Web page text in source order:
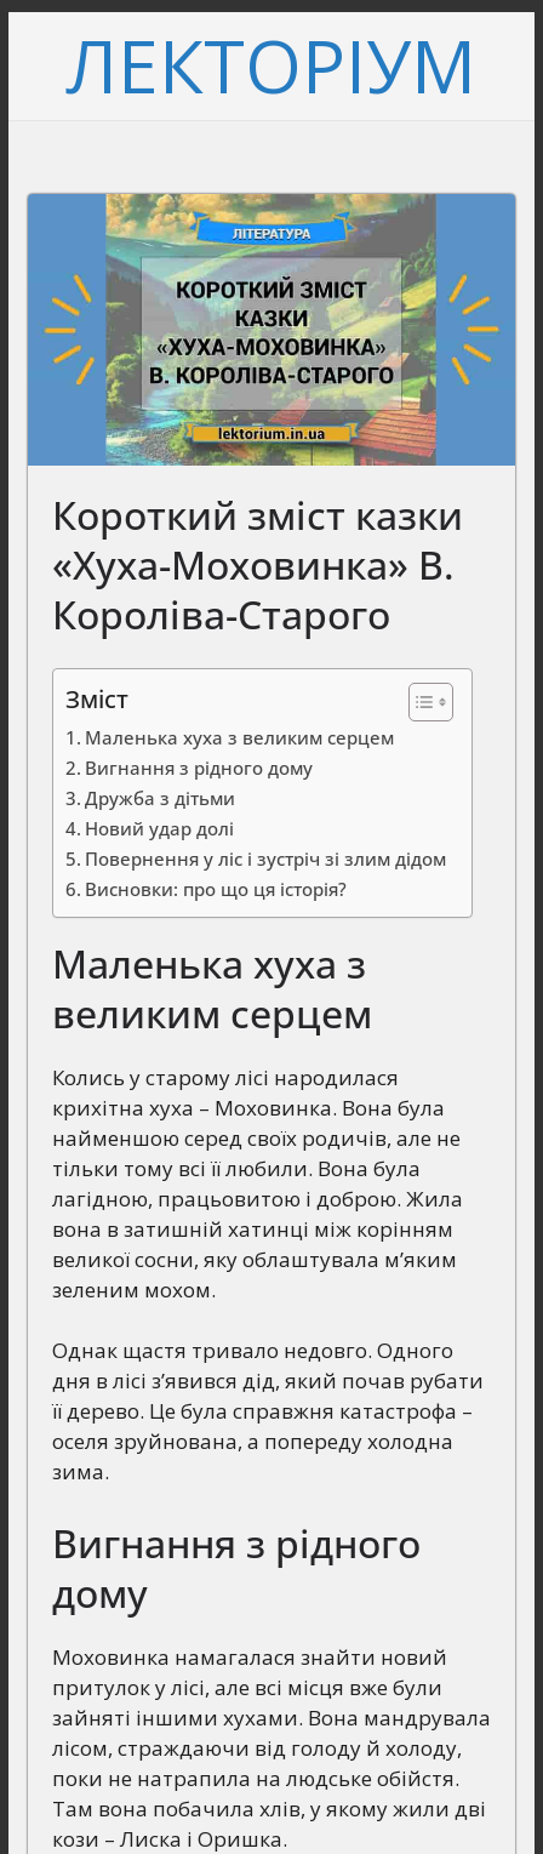
вмістуЛЕКТОРІУМ
Короткий зміст казки
«Хуха-Моховинка» В.
Короліва-Старого
Зміст
Маленька хуха з великим серцем
Вигнання з рідного дому
Дружба з дітьми
Новий удар долі
Повернення у ліс і зустріч зі злим дідом
Висновки: про що ця історія?
Маленька хуха з
великим серцем
Колись у старому лісі народилася
крихітна хуха – Моховинка. Вона була
найменшою серед своїх родичів, але не
тільки тому всі її любили. Вона була
лагідною, працьовитою і доброю. Жила
вона в затишній хатинці між корінням
великої сосни, яку облаштувала м’яким
зеленим мохом.
Однак щастя тривало недовго. Одного
дня в лісі з’явився дід, який почав рубати
її дерево. Це була справжня катастрофа –
оселя зруйнована, а попереду холодна
зима.
Вигнання з рідного
дому
Моховинка намагалася знайти новий
притулок у лісі, але всі місця вже були
зайняті іншими хухами. Вона мандрувала
лісом, страждаючи від голоду й холоду,
поки не натрапила на людське обійстя.
Там вона побачила хлів, у якому жили дві
кози – Лиска і Оришка.